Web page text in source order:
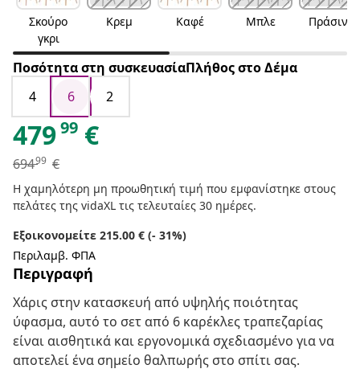
Σκούρο
γκρι
Κρεμ Καφέ Μπλε Πράσινο
Ποσότητα στη συσκευασίαΠλήθος στο Δέμα
4
6 2
47999 €
69499 €
Η χαμηλότερη μη προωθητική τιμή που εμφανίστηκε στους
πελάτες της vidaXL τις τελευταίες 30 ημέρες.
Εξοικονομείτε 215.00 € (- 31%)
Περιλαμβ. ΦΠΑ
Περιγραφή
Χάρις στην κατασκευή από υψηλής ποιότητας
ύφασμα, αυτό το σετ από 6 καρέκλες τραπεζαρίας
είναι αισθητικά και εργονομικά σχεδιασμένο για να
αποτελεί ένα σημείο θαλπωρής στο σπίτι σας.